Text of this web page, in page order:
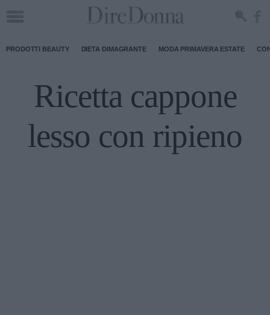
PRODOTTI BEAUTY DIETA DIMAGRANTE MODA PRIMAVERA ESTATE
Ricetta cappone
lesso con ripieno